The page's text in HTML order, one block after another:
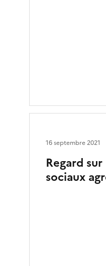
Regard
sociaux
16 septembre 2021